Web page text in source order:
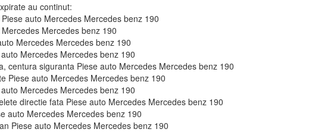
au continut:
auto Mercedes Mercedes benz 190
Mercedes benz 190
Mercedes Mercedes benz 190
Mercedes Mercedes benz 190
centura siguranta Piese auto Mercedes Mercedes benz 190
Piese auto Mercedes Mercedes benz 190
Mercedes Mercedes benz 190
directie fata Piese auto Mercedes Mercedes benz 190
auto Mercedes Mercedes benz 190
Piese auto Mercedes Mercedes benz 190